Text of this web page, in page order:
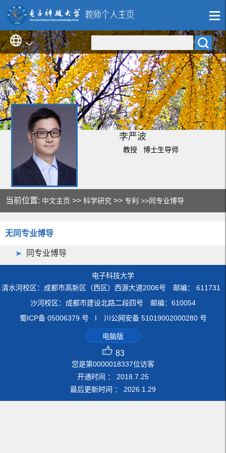
李严波
教授 博士生导师
当前位置: 中文主页 >>科学研究 >>专利 >>同专业博导
无同专业博导
同专业博导
电子科技大学
清水河校区：成都市高新区（西区）西源大道2006号 邮编： 611731
沙河校区：成都市建设北路二段四号 邮编：610054
蜀ICP备 05006379 号 I 川公网安备 51019002000280 号
电脑版
83
您是第0000018337位访客
开通时间 ： 2018 7 25
最后更新时间 ： 2026 1 29